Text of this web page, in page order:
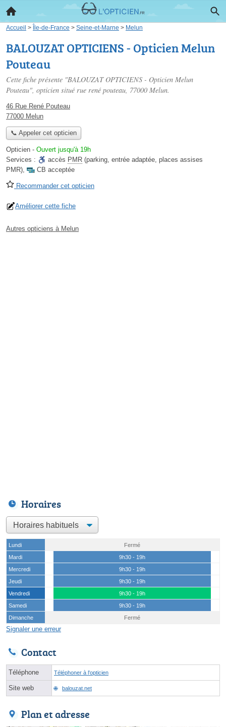
Accueil > Île-de-France > Seine-et-Marne > Melun
BALOUZAT OPTICIENS - Opticien Melun
Pouteau
Cette fiche présente "BALOUZAT OPTICIENS - Opticien Melun
Pouteau", opticien situé rue rené pouteau, 77000 Melun.
46 Rue René Pouteau
77000 Melun
📞 Appeler cet opticien
Opticien - Ouvert jusqu'à 19h
Services :
accès PMR (parking, entrée adaptée, places assises
PMR), CB acceptée
Recommander cet opticien
Améliorer cette fiche
Autres opticiens à Melun
Horaires
Lundi
Fermé
Mardi
9h30 - 19h
Mercredi
9h30 - 19h
Jeudi
9h30 - 19h
Vendredi
9h30 - 19h
Samedi
9h30 - 19h
Dimanche
Fermé
Signaler une erreur
Contact
Téléphone Téléphoner à l'opticien
Site web balouzat.net
Plan et adresse